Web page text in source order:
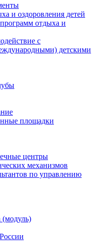
и оздоровления детей
отдыха и
с
детскими
площадки
центры
механизмов
по управлению
(модуль)